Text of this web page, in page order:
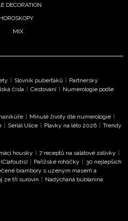
DECORATION
HOROSKOPY
MIX
| Slovník puberťáků | Partnerský
čísla | Cestování | Numerologie podle
| Minulé životy dle numerologie |
| Seriál Ulice | Plavky na léto 2026 | Trendy
housky | 7 receptů na salátové zálivky |
| Pařížské rohlíčky | 30 nejlepších
brambory s uzeným masem a
ze tří surovin | Nadýchaná bublanina